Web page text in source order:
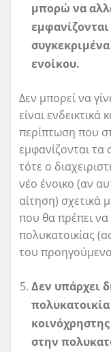
μπορώ να
ενοίκου.
Δεν μπορεί να
είναι
περίπτωση που
εμφανίζονται
τότε ο
νέο ένοικο (αν
αίτηση) σχετικά
που θα πρέπει να
πολυκατοικίας
του
Δεν υπάρχει
στην